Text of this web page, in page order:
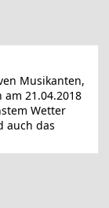
Musikanten,
21.04.2018
Wetter
auch das